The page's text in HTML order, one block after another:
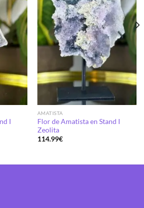
I
AMATISTA
Flor de Amatista en Stand I
Zeolita
114.99€